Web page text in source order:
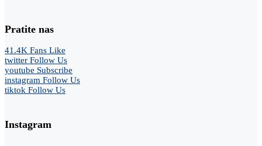
Pratite nas
41.4K Fans Like
twitter Follow Us
youtube Subscribe
instagram Follow Us
tiktok Follow Us
Instagram